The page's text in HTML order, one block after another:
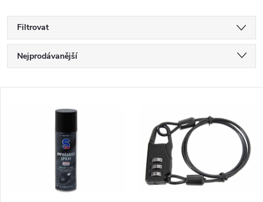
Filtrovat
Ř
a
Nejprodávanější